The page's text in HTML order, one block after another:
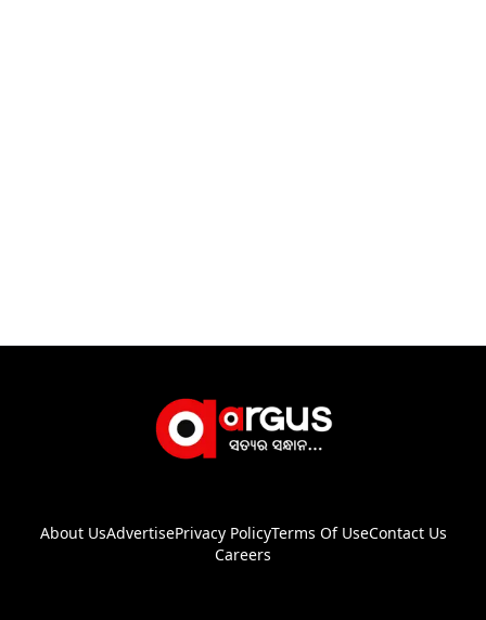
About UsAdvertisePrivacy PolicyTerms Of UseContact Us
Careers